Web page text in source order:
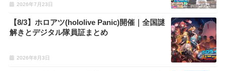
2026年7月23日
2026年8月3日
【8/3】ホロアツ(hololive Panic)開催｜全国謎
解きとデジタル隊員証まとめ